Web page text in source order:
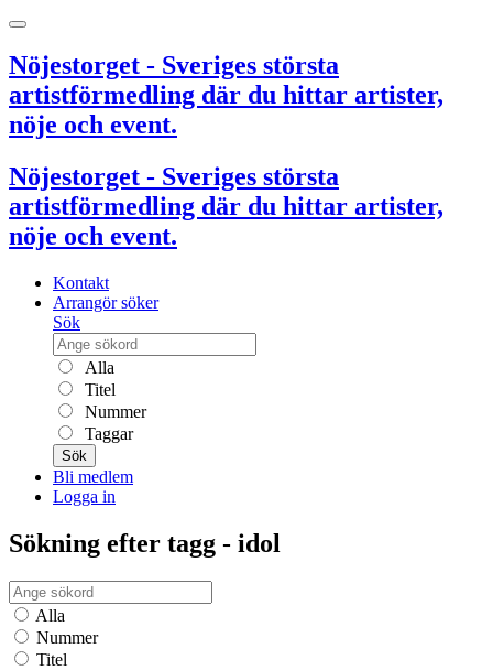
Nöjestorget - Sveriges största
artistförmedling där du hittar artister,
nöje och event.
Nöjestorget - Sveriges största
artistförmedling där du hittar artister,
nöje och event.
Kontakt
Arrangör söker
Sök
Alla
Titel
Nummer
Taggar
Sök
Bli medlem
Logga in
Sökning efter tagg - idol
Alla
Nummer
Titel